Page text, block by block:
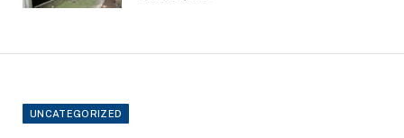
UNCATEGORIZED